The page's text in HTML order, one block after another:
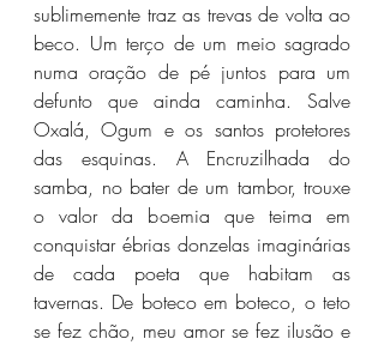
sublimemente traz as trevas de volta ao
beco. Um terço de um meio sagrado
numa oração de pé juntos para um
defunto que ainda caminha. Salve
Oxalá, Ogum e os santos protetores
das esquinas. A Encruzilhada do
samba, no bater de um tambor, trouxe
o valor da boemia que teima em
conquistar ébrias donzelas imaginárias
de cada poeta que habitam as
tavernas. De boteco em boteco, o teto
se fez chão, meu amor se fez ilusão e